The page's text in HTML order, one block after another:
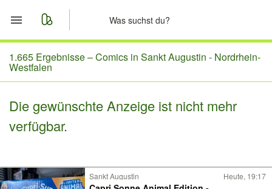
Start
Merkliste
Nachrichten
1.665 Ergebnisse –Comics in Sankt Augustin - Nordrhein-
Westfalen
Die gewünschte Anzeige ist nicht mehr
verfügbar.
Sankt Augustin Heute, 19:17